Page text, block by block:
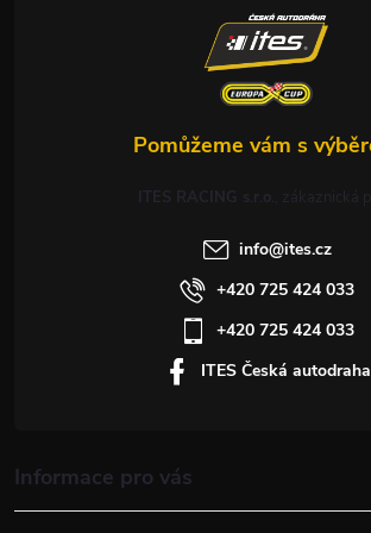
Informace pro vás
ITES RACING s.r.o.
info@ites.cz
+420 725 424 033
+420 725 424 033
ITES Česká autodraha